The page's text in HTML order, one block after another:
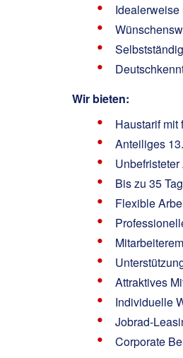
Wir bieten:
Haustarif mit
Anteiliges
Bis zu 35
Flexible
Attraktives
Individuelle
Jobrad-
Corporate